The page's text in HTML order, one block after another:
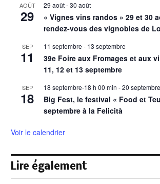
AOÛT
29
29 août-30 août
« Vignes vins randos » 29 et 30
rendez-vous des vignobles de
SEP
11
11 septembre - 13 septembre
39e Foire aux Fromages et aux
11, 12 et 13 septembre
SEP
18
18 septembre-18 h 00 min -20
Big Fest, le festival « Food et
septembre à la Felicità
Voir le calendrier
Lire également